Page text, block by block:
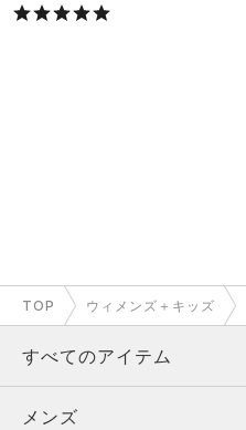
TOP ウィメンズ＋キッズ
すべてのアイテム
メンズ
メンズ